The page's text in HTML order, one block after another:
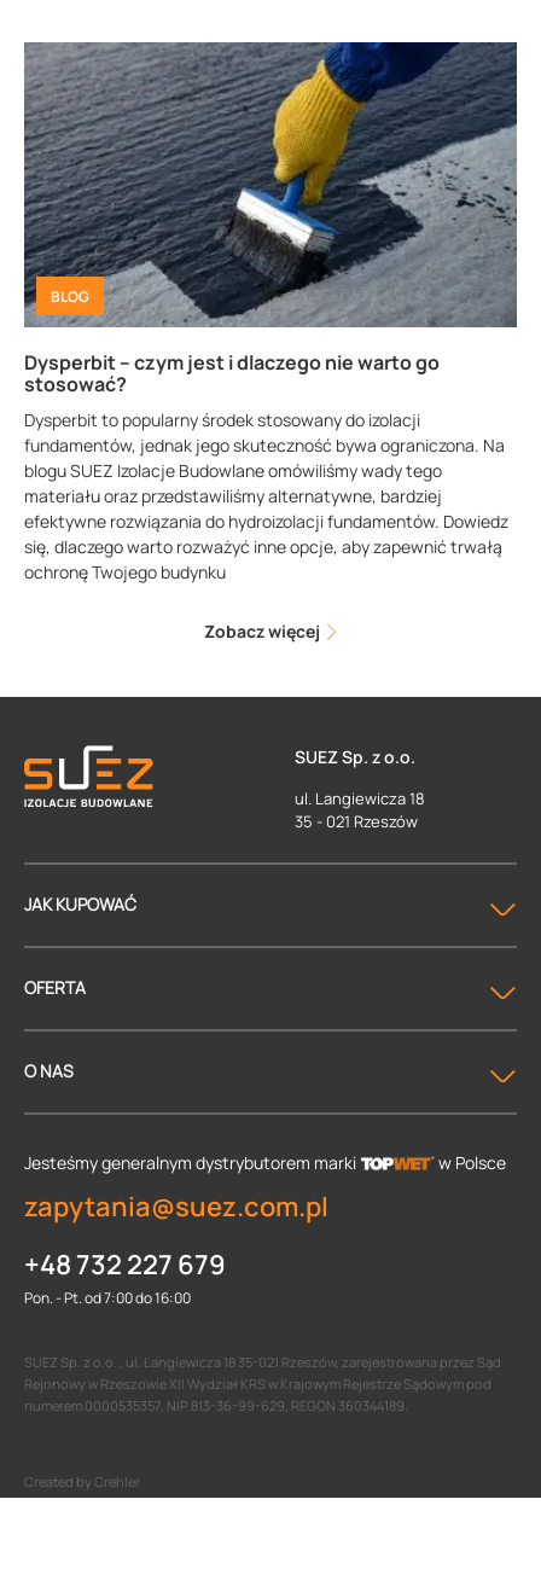
BLOG
Dysperbit – czym jest i dlaczego nie warto go
stosować?
Dysperbit to popularny środek stosowany do izolacji
fundamentów, jednak jego skuteczność bywa ograniczona. Na
blogu SUEZ Izolacje Budowlane omówiliśmy wady tego
materiału oraz przedstawiliśmy alternatywne, bardziej
efektywne rozwiązania do hydroizolacji fundamentów. Dowiedz
się, dlaczego warto rozważyć inne opcje, aby zapewnić trwałą
ochronę Twojego budynku
Zobacz więcej
SUEZ Sp. z o.o.
ul. Langiewicza 18
35 - 021 Rzeszów
JAK KUPOWAĆ
OFERTA
O NAS
Jesteśmy generalnym dystrybutorem marki w Polsce
zapytania@suez.com.pl
+48 732 227 679
Pon. - Pt. od 7:00 do 16:00
SUEZ Sp. z o.o. , ul. Langiewicza 18 35-021 Rzeszów, zarejestrowana przez Sąd
Rejonowy w Rzeszowie XII Wydział KRS w Krajowym Rejestrze Sądowym pod
numerem 0000535357, NIP 813-36-99-629, REGON 360344189.
Created by Crehler